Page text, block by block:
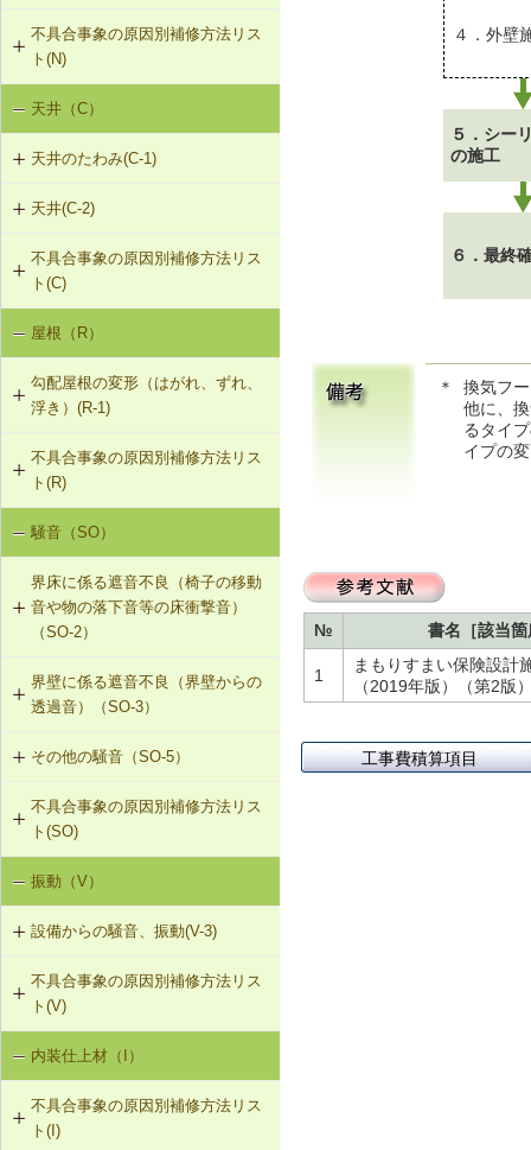
F-1-112 根太掛けの補修
F-1-501 大引きの交換
F-1-502 束の交換
F-1-503 束石の再設置
部）
（内壁部）
N-2-001 仕上材の張替え（内壁部）
不具合事象の原因別補修方法リス
ト(N)
内壁の傾斜（N-1）
天井（C）
天井のたわみ(C-1)
C-1-101 天井の張替え
天井(C-2)
C-2-001 天井仕上材の張替え
不具合事象の原因別補修方法リス
ト(C)
天井のたわみ（C-1）
屋根（R）
勾配屋根の変形（はがれ、ずれ、
浮き）(R-1)
R-1-101 むな木の交換
R-1-102 母屋の増設
R-1-103 小屋束の増設
R-1-104 たる木の交換
R-1-106 たる木、下地板のレベルの
置
き）
R-1-601 屋根下地材・ふき材の交換
不具合事象の原因別補修方法リス
ト(R)
勾配屋根の変形（はがれ、ずれ、浮
き）（R-1）
騒音（SO）
界床に係る遮音不良（椅子の移動
音や物の落下音等の床衝撃音）
（SO-2）
SO-2-501 軽量床衝撃音に対する遮
音性能のあるフローリング材（床下
地材等を含む）への交換
界壁に係る遮音不良（界壁からの
透過音）（SO-3）
SO-3-501 界壁へのせっこうボード
の増し張り
その他の騒音（SO-5）
SO-5-501 外壁内透湿防水シートの
留め付け補修
不具合事象の原因別補修方法リス
ト(SO)
界床に係る遮音不良（床歩行音等の
床衝撃音）（SO-1）
界床に係る遮音不良（椅子の移動音
や物の落下音等の床衝撃音）（SO-
2）
界壁に係る遮音不良（界壁からの透
過音）（SO-3）
外壁開口部に係る遮音不良（外部開
振動（V）
設備からの騒音、振動(V-3)
V-3-001 換気扇・ダクト等の交換工
事
V-3-002 水栓の取付け直し
V-3-003 器具用通気弁の取付け
不具合事象の原因別補修方法リス
ト(V)
床振動（V-1）
水平振動（V-2）
内装仕上材（I）
不具合事象の原因別補修方法リス
ト(I)
４．外壁
５．シー
の施工
６．最終
＊
換気フ
他に、
るタイ
イプの
№ 書名［該当
1
まもりすまい保険設計
（2019年版）（第2版
工事費積算項目